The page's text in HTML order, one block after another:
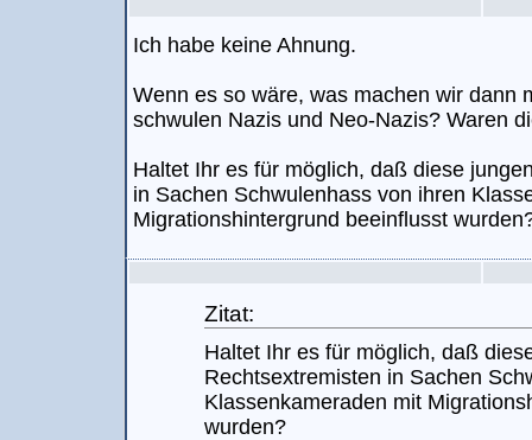
Ich habe keine Ahnung.
Wenn es so wäre, was machen wir dann
schwulen Nazis und Neo-Nazis? Waren
Haltet Ihr es für möglich, daß diese
in Sachen Schwulenhass von ihren
Migrationshintergrund beeinflusst
Zitat:
Haltet Ihr es für möglich, daß
Rechtsextremisten in Sachen
Klassenkameraden mit
wurden?